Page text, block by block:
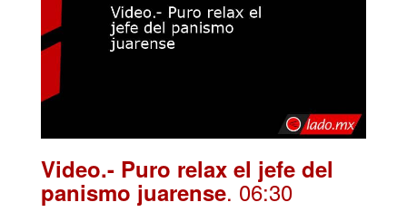
Video.- Puro relax el jefe del
panismo juarense. 06:30